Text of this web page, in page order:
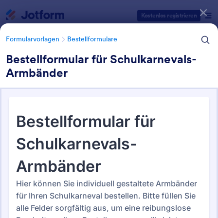
Kostenlos registrieren
Formularvorlagen Bestellformulare
Bestellformular für Schulkarnevals-
Armbänder
Bestellformulare
Jotform bietet 718 Bestellformulare
Formularvorlagen Kategorien